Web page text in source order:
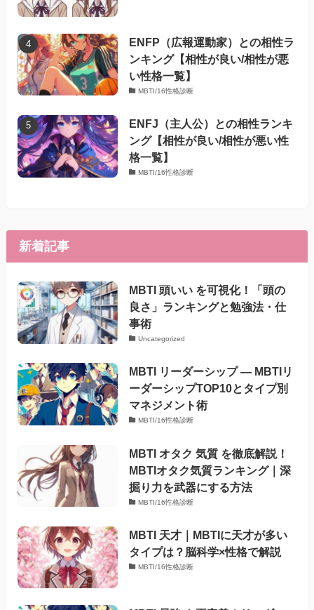
ENFP（広報運動家）との相性ラ
ンキング【相性が良い/相性が悪
い性格一覧】
MBTI/16性格診断
ENFJ（主人公）との相性ランキ
ング【相性が良い/相性が悪い性
格一覧】
MBTI/16性格診断
新着記事
MBTI 頭いい を可視化！「頭の
良さ」ランキングと勉強法・仕
事術
Uncategorized
MBTI リーダーシップ — MBTIリ
ーダーシップTOP10とタイプ別
マネジメント術
MBTI/16性格診断
MBTI オタク 気質 を徹底解説！
MBTIオタク気質ランキング｜深
掘り力を武器にする方法
MBTI/16性格診断
MBTI 天才｜MBTIに天才が多い
タイプは？脳科学×性格で解説
MBTI/16性格診断